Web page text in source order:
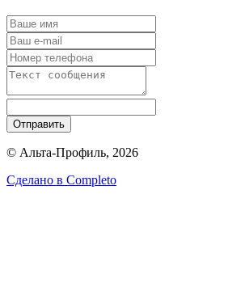
Отправить
© Альта-Профиль, 2026
Сделано в Completo